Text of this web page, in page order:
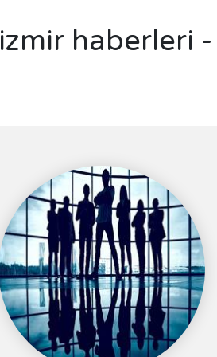
izmir haberleri